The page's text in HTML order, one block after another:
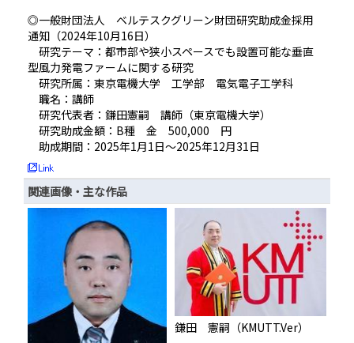
◎一般財団法人 ベルテスクグリーン財団研究助成金採用
通知（2024年10月16日）
研究テーマ：都市部や狭小スペースでも設置可能な垂直
型風力発電ファームに関する研究
研究所属：東京電機大学 工学部 電気電子工学科
職名：講師
研究代表者：鎌田憲嗣 講師（東京電機大学）
研究助成金額：B種 金 500,000 円
助成期間：2025年1月1日～2025年12月31日
関連画像・主な作品
鎌田 憲嗣（KMUTT.Ver）